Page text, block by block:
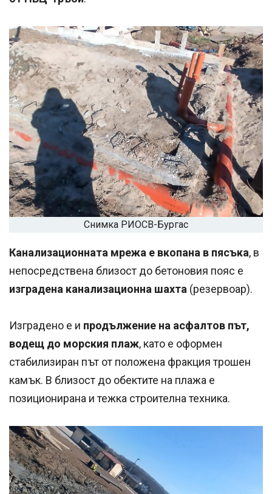
Снимка РИОСВ-Бургас
Канализационната мрежа е вкопана в пясъка, в
непосредствена близост до бетоновия пояс е
изградена канализационна шахта (резервоар).
Изградено е и продължение на асфалтов път,
водещ до морския плаж, като е оформен
стабилизиран път от положена фракция трошен
камък. В близост до обектите на плажа е
позиционирана и тежка строителна техника.